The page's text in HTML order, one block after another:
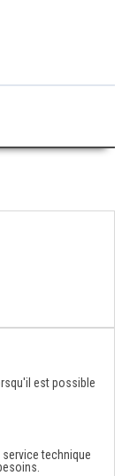
est possible
technique